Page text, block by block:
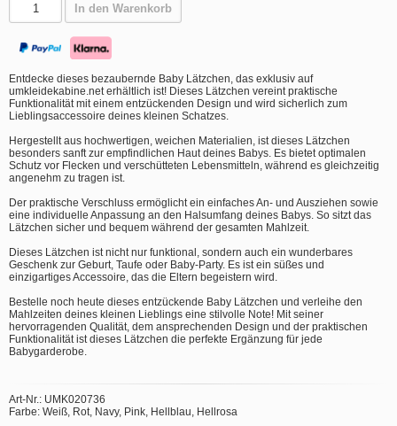
In den Warenkorb
Entdecke dieses bezaubernde Baby Lätzchen, das exklusiv auf
umkleidekabine.net erhältlich ist! Dieses Lätzchen vereint praktische
Funktionalität mit einem entzückenden Design und wird sicherlich zum
Lieblingsaccessoire deines kleinen Schatzes.
Hergestellt aus hochwertigen, weichen Materialien, ist dieses Lätzchen
besonders sanft zur empfindlichen Haut deines Babys. Es bietet optimalen
Schutz vor Flecken und verschütteten Lebensmitteln, während es gleichzeitig
angenehm zu tragen ist.
Der praktische Verschluss ermöglicht ein einfaches An- und Ausziehen sowie
eine individuelle Anpassung an den Halsumfang deines Babys. So sitzt das
Lätzchen sicher und bequem während der gesamten Mahlzeit.
Dieses Lätzchen ist nicht nur funktional, sondern auch ein wunderbares
Geschenk zur Geburt, Taufe oder Baby-Party. Es ist ein süßes und
einzigartiges Accessoire, das die Eltern begeistern wird.
Bestelle noch heute dieses entzückende Baby Lätzchen und verleihe den
Mahlzeiten deines kleinen Lieblings eine stilvolle Note! Mit seiner
hervorragenden Qualität, dem ansprechenden Design und der praktischen
Funktionalität ist dieses Lätzchen die perfekte Ergänzung für jede
Babygarderobe.
Art-Nr.: UMK020736
Farbe: Weiß, Rot, Navy, Pink, Hellblau, Hellrosa